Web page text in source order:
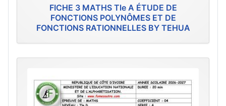
FICHE 3 MATHS Tle A ÉTUDE DE
FONCTIONS POLYNÔMES ET DE
FONCTIONS RATIONNELLES BY TEHUA